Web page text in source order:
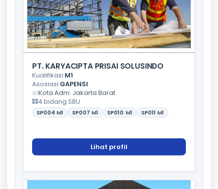
PT. KARYACIPTA PRISAI SOLUSINDO
Kualifikasi:M1
Asosiasi:GAPENSI
Kota Adm. Jakarta Barat
4 bidang SBU
SP004 M1 SP007 M1 SP010 M1 SP011 M1
Lihat profil